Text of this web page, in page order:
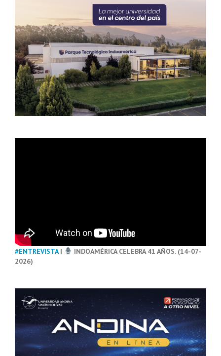
#ENTREVISTA|
INDOAMÉRICA CELEBRA 41 AÑOS. (14-07-
2026)